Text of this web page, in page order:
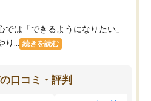
は「できるようになりたい」
...
続きを読む
口コミ・評判